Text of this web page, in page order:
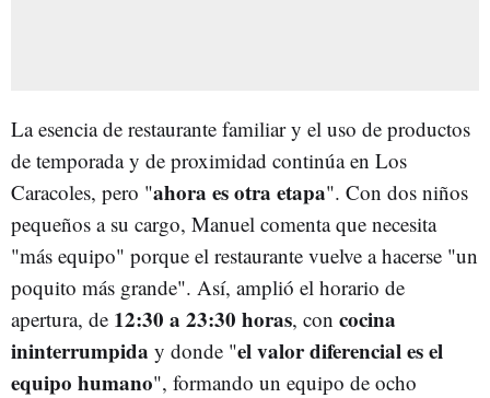
La esencia de restaurante familiar y el uso de productos
de temporada y de proximidad continúa en Los
Caracoles, pero "ahora es otra etapa". Con dos niños
pequeños a su cargo, Manuel comenta que necesita
"más equipo" porque el restaurante vuelve a hacerse "un
poquito más grande". Así, amplió el horario de
apertura, de 12:30 a 23:30 horas, con cocina
ininterrumpida y donde "el valor diferencial es el
equipo humano", formando un equipo de ocho